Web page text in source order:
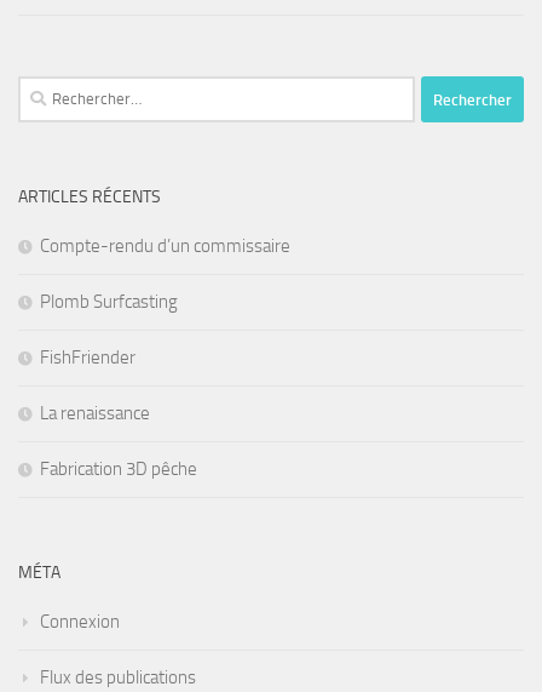
Rechercher :
ARTICLES RÉCENTS
Compte-rendu d’un commissaire
Plomb Surfcasting
FishFriender
La renaissance
Fabrication 3D pêche
MÉTA
Connexion
Flux des publications